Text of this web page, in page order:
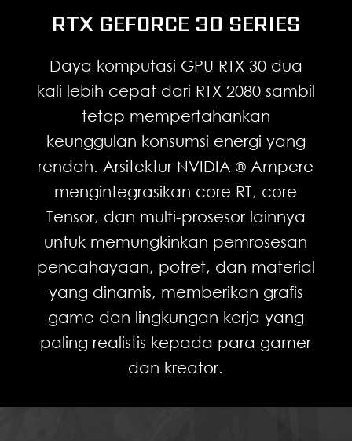
RTX GEFORCE 30 SERIES
Daya komputasi GPU RTX 30 dua
kali lebih cepat dari RTX 2080 sambil
tetap mempertahankan
keunggulan konsumsi energi yang
rendah. Arsitektur NVIDIA® Ampere
mengintegrasikan core RT, core
Tensor, dan multi-prosesor lainnya
untuk memungkinkan pemrosesan
pencahayaan, potret, dan material
yang dinamis, memberikan grafis
game dan lingkungan kerja yang
paling realistis kepada para gamer
dan kreator.